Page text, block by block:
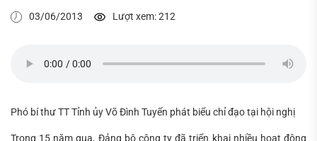
03/06/2013 Lượt xem: 212
Phó bí thư TT Tỉnh ủy Võ Đình Tuyến phát biểu chỉ đạo tại hội nghị
Trong 15 năm qua, Đảng bộ công ty đã triển khai nhiều hoạt động
Tìm